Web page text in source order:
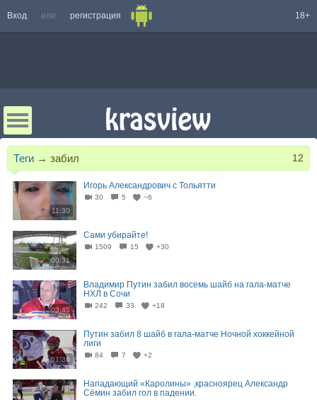
Вход или регистрация 18+
Теги → забил 12
11:30
Игорь Александрович с Тольятти
30 5 −6
00:31
Сами убирайте!
1509 15 +30
03:45
Владимир Путин забил восемь шайб на гала-матче
НХЛ в Сочи
242 33 +18
01:36
Путин забил 8 шайб в гала-матче Ночной хоккейной
лиги
84 7 +2
Нападающий «Каролины» ,красноярец Александр
Сёмин забил гол в падении.